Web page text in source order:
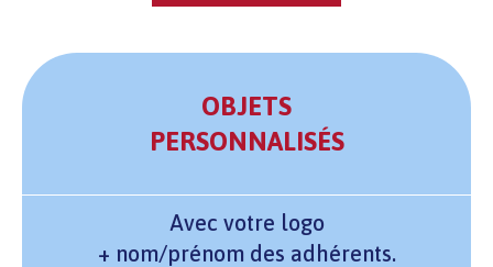
OBJETS
PERSONNALISÉS
Avec votre logo
+ nom/prénom des adhérents.